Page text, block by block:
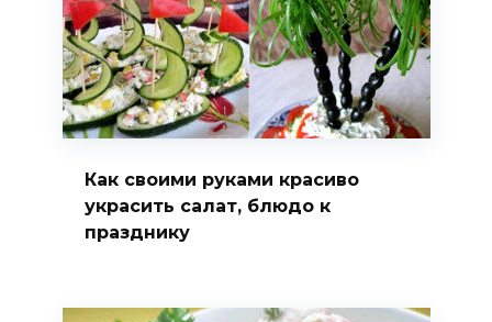
Как своими руками красиво
украсить салат, блюдо к
празднику